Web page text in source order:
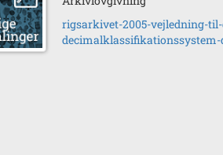
rigsarkivet-2005-vejledning-